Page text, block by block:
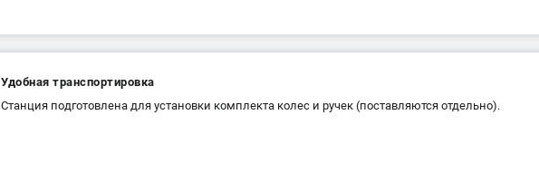
Удобная транспортировка
Станция подготовлена для установки комплекта колес и ручек (поставляются отдельно).